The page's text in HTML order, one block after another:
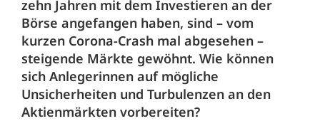
zehn Jahren mit dem Investieren an der
Börse angefangen haben, sind – vom
kurzen Corona-Crash mal abgesehen –
steigende Märkte gewöhnt. Wie können
sich Anlegerinnen auf mögliche
Unsicherheiten und Turbulenzen an den
Aktienmärkten vorbereiten?